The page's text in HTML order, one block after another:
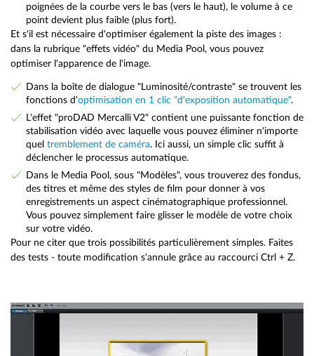
poignées de la courbe vers le bas (vers le haut), le volume à ce
point devient plus faible (plus fort).
Et s'il est nécessaire d'optimiser également la piste des images :
dans la rubrique "effets vidéo" du Media Pool, vous pouvez
optimiser l'apparence de l'image.
Dans la boîte de dialogue "Luminosité/contraste" se trouvent les
fonctions d'optimisation en 1 clic "d'exposition automatique".
L'effet "proDAD Mercalli V2" contient une puissante fonction de
stabilisation vidéo avec laquelle vous pouvez éliminer n'importe
quel tremblement de caméra. Ici aussi, un simple clic suffit à
déclencher le processus automatique.
Dans le Media Pool, sous "Modèles", vous trouverez des fondus,
des titres et même des styles de film pour donner à vos
enregistrements un aspect cinématographique professionnel.
Vous pouvez simplement faire glisser le modèle de votre choix
sur votre vidéo.
Pour ne citer que trois possibilités particulièrement simples. Faites
des tests - toute modification s'annule grâce au raccourci Ctrl + Z.